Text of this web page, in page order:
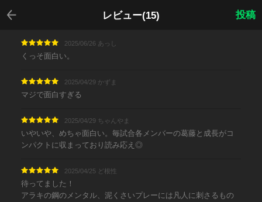
レビュー(15)
戻る
投稿
2025/06/26 あっし
くっそ面白い。
2025/04/29 かずま
マジで面白すぎる
2025/04/29 ちゃんやま
いやいや、めちゃ面白い。毎試合各メンバーの葛藤と成長がコ
ンパクトに収まっており読み応え◎
2025/04/25 ど根性
待ってました！
アラキの鋼のメンタル、泥くさいプレーには凡人に刺さるもの